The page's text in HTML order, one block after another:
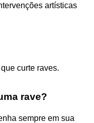
artísticas
curte raves.
rave?
sempre em sua